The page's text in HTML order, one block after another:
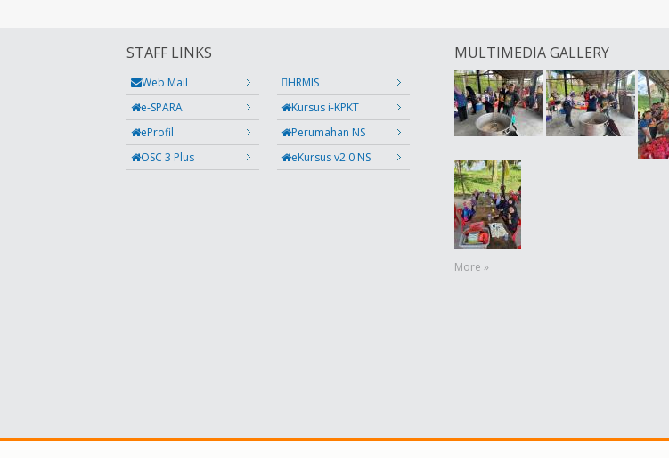
STAFF LINKS
Web Mail
HRMIS
e-SPARA
Kursus i-KPKT
eProfil
Perumahan NS
OSC 3 Plus
eKursus v2.0 NS
MULTIMEDIA GALLERY
More »